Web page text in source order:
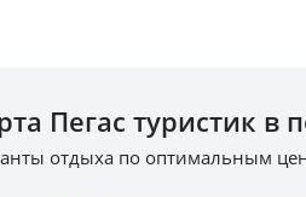
Пегас туристик в
отдыха по оптимальным